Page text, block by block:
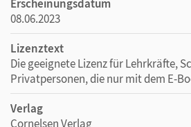
Erscheinungsdatum
08.06.2023
Lizenztext
Die geeignete Lizenz für Lehrkräfte,
Privatpersonen, die nur mit dem E-
Verlag
Cornelsen Verlag